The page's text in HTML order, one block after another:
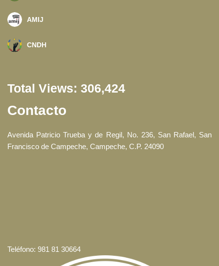
AMIJ
CNDH
Total Views: 306,424
Contacto
Avenida Patricio Trueba y de Regil, No. 236, San Rafael, San
Francisco de Campeche, Campeche, C.P. 24090
Teléfono: 981 81 30664